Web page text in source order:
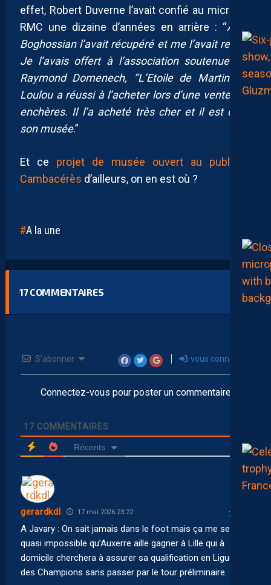
effet, Robert Duverne l’avait confié au micro de
RMC une dizaine d’années en arrière : “Alain
Boghossian l’avait récupéré et me l’avait rendu.
Je l’avais offert à l’association soutenue par
Raymond Domenech, ‘‘L’Etoile de Martin’’, et
Loulou a réussi à l’acheter lors d’une vente aux
enchères. Il l’a acheté très cher et il est dans
son musée.”
Et ce projet de musée ouvert au public à
Cambacérès d’ailleurs, on en est où ?
A la une
17COMMENTAIRES
S’abonner vous connecter
Connectez-vous pour poster un commentaire
17 COMMENTAIRES
Récents
gerardkdl 17 mai 2026 23:22
A Javary : On sait jamais dans le foot mais ça me semble
quasi impossible qu’Auxerre aille gagner à Lille qui à
domicile cherchera à assurer sa qualification en Ligue
des Champions sans passer par le tour préliminaire.